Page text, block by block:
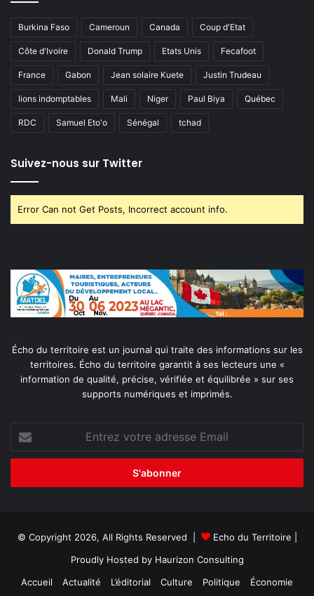
Burkina Faso Cameroun Canada Coup d'Etat
Côte d'Ivoire Donald Trump Etats Unis Fecafoot
France Gabon Jean solaire Kuete Justin Trudeau
lions indomptables Mali Niger Paul Biya Québec
RDC Samuel Eto'o Sénégal tchad
Suivez-nous sur Twitter
Error Can not Get Posts, Incorrect account info.
Écho du territoire est un journal qui traite des informations sur les
territoires. Écho du territoire garantit à ses lecteurs une «
information de qualité, précise, vérifiée et équilibrée » sur ses
supports numériques et imprimés.
votre
adresse
© Copyright 2026, All Rights Reserved | Echo du Territoire
Proudly Hosted by Haurizon Consulting
Accueil
Actualité L’éditorial Culture Politique Économie